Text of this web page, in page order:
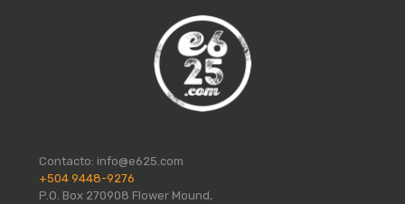
Contacto: info@e625.com
+504 9448-9276
P.O. Box 270908 Flower Mound,